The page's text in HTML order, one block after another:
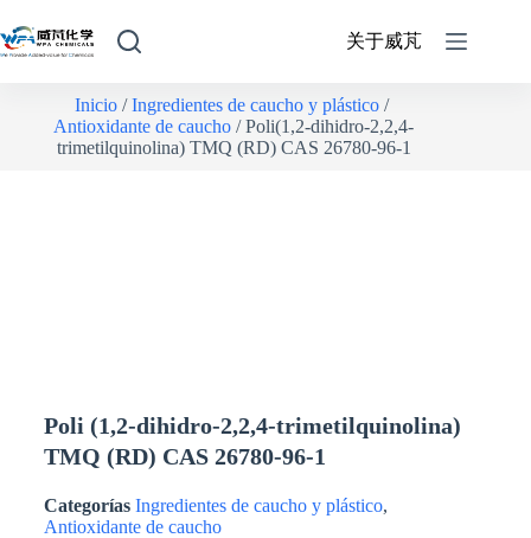
关于威芃
Inicio/Ingredientes de caucho y plástico/
Antioxidante de caucho / Poli(1,2-dihidro-2,2,4-
trimetilquinolina) TMQ (RD) CAS 26780-96-1
Poli (1,2-dihidro-2,2,4-trimetilquinolina)
TMQ (RD) CAS 26780-96-1
Categorías Ingredientes de caucho y plástico,
Antioxidante de caucho